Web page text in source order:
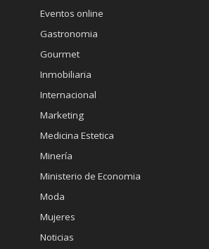
Eventos online
Gastronomia
Gourmet
Inmobiliaria
Internacional
Marketing
Medicina Estetica
Minería
Ministerio de Economia
Moda
Mujeres
Noticias